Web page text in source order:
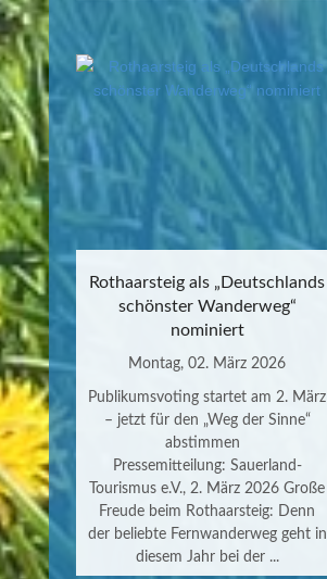
Rothaarsteig als „Deutschlands
schönster Wanderweg“
nominiert
Montag, 02. März 2026
Publikumsvoting startet am 2. März
– jetzt für den „Weg der Sinne“
abstimmen
Pressemitteilung: Sauerland-
Tourismus e.V., 2. März 2026 Große
Freude beim Rothaarsteig: Denn
der beliebte Fernwanderweg geht in
diesem Jahr bei der ...